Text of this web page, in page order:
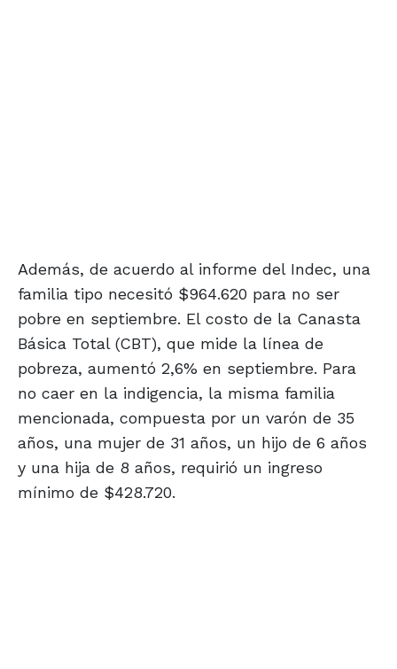
Además, de acuerdo al informe del Indec, una
familia tipo necesitó $964.620 para no ser
pobre en septiembre. El costo de la Canasta
Básica Total (CBT), que mide la línea de
pobreza, aumentó 2,6% en septiembre. Para
no caer en la indigencia, la misma familia
mencionada, compuesta por un varón de 35
años, una mujer de 31 años, un hijo de 6 años
y una hija de 8 años, requirió un ingreso
mínimo de $428.720.